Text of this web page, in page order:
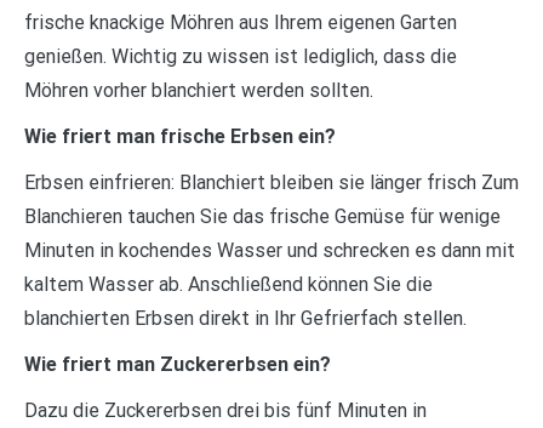
frische knackige Möhren aus Ihrem eigenen Garten
genießen. Wichtig zu wissen ist lediglich, dass die
Möhren vorher blanchiert werden sollten.
Wie friert man frische Erbsen ein?
Erbsen einfrieren: Blanchiert bleiben sie länger frisch Zum
Blanchieren tauchen Sie das frische Gemüse für wenige
Minuten in kochendes Wasser und schrecken es dann mit
kaltem Wasser ab. Anschließend können Sie die
blanchierten Erbsen direkt in Ihr Gefrierfach stellen.
Wie friert man Zuckererbsen ein?
Dazu die Zuckererbsen drei bis fünf Minuten in